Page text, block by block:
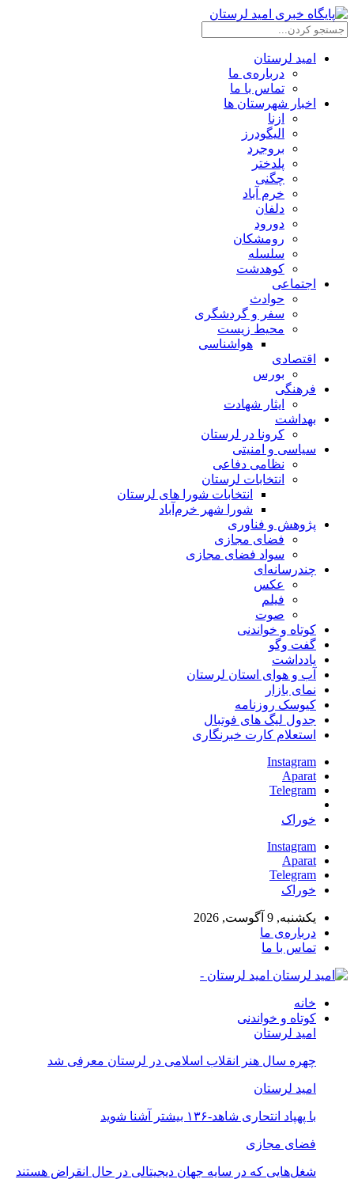
امید لرستان
درباره‌ی ما
تماس با ما
اخبار شهرستان ها
ازنا
الیگودرز
بروجرد
پلدختر
چگنی
خرم آباد
دلفان
دورود
رومشکان
سلسله
کوهدشت
اجتماعی
حوادث
سفر و گردشگری
محیط زیست
هواشناسی
اقتصادی
بورس
فرهنگی
ایثار شهادت
بهداشت
کرونا در لرستان
سیاسی و امنیتی
نظامی دفاعی
انتخابات لرستان
انتخابات شورا های لرستان
شورا شهر خرم‌آباد
پژوهش و فناوری
فضای مجازی
سواد فضای مجازی
چندرسانه‌ای
عكس
فیلم
صوت
کوتاه و خواندنی
گفت وگو
یادداشت
آب و هوای استان لرستان
نمای بازار
کیوسک روزنامه
جدول لیگ های فوتبال
استعلام کارت خبرنگاری
Instagram
Aparat
Telegram
خوراک
Instagram
Aparat
Telegram
خوراک
یکشنبه, 9 آگوست, 2026
درباره‌ی ما
تماس با ما
امید لرستان -
خانه
کوتاه و خواندنی
امید لرستان
چهره سال هنر انقلاب اسلامی در لرستان معرفی شد
امید لرستان
با پهپاد انتحاری شاهد-۱۳۶ بیشتر آشنا شوید
فضای مجازی
شغل‌‌هایی که در سایه جهان دیجیتالی در حال انقراض هستند